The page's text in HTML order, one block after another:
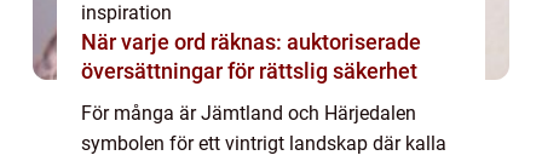
inspiration
När varje ord räknas: auktoriserade
översättningar för rättslig säkerhet
För många är Jämtland och Härjedalen
symbolen för ett vintrigt landskap där kalla